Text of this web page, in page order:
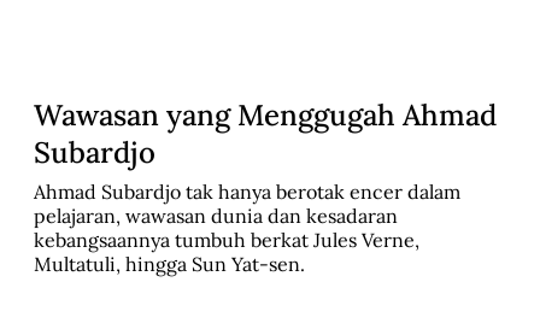
Wawasan yang Menggugah Ahmad
Subardjo
Ahmad Subardjo tak hanya berotak encer dalam
pelajaran, wawasan dunia dan kesadaran
kebangsaannya tumbuh berkat Jules Verne,
Multatuli, hingga Sun Yat-sen.